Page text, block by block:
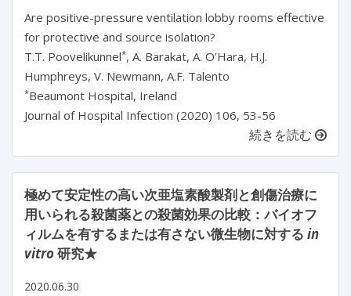
Are positive-pressure ventilation lobby rooms effective
for protective and source isolation?
T.T. Poovelikunnel*, A. Barakat, A. O’Hara, H.J.
Humphreys, V. Newmann, A.F. Talento
*Beaumont Hospital, Ireland
Journal of Hospital Infection (2020) 106, 53-56
続きを読む
極めて安定性の高い次亜塩素酸製剤と創傷治療に
用いられる殺菌薬との殺菌効果の比較：バイオフ
ィルムを有するまたは有さない微生物に対する in
vitro研究★
2020.06.30